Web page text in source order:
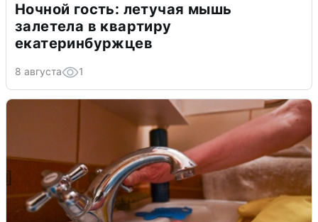
Ночной гость: летучая мышь
залетела в квартиру
екатеринбуржцев
8 августа 1